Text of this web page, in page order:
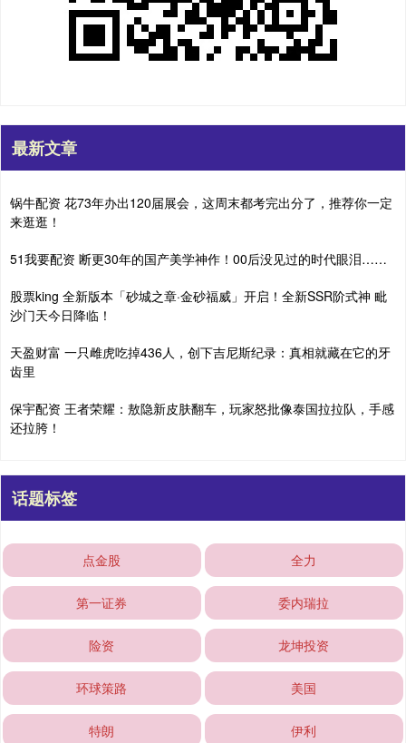
最新文章
锅牛配资 花73年办出120届展会，这周末都考完出分了，推荐你一定
来逛逛！
51我要配资 断更30年的国产美学神作！00后没见过的时代眼泪……
股票king 全新版本「砂城之章·金砂福威」开启！全新SSR阶式神 毗
沙门天今日降临！
天盈财富 一只雌虎吃掉436人，创下吉尼斯纪录：真相就藏在它的牙
齿里
保宇配资 王者荣耀：敖隐新皮肤翻车，玩家怒批像泰国拉拉队，手感
还拉胯！
话题标签
点金股 全力
第一证券 委内瑞拉
险资 龙坤投资
环球策路 美国
特朗 伊利